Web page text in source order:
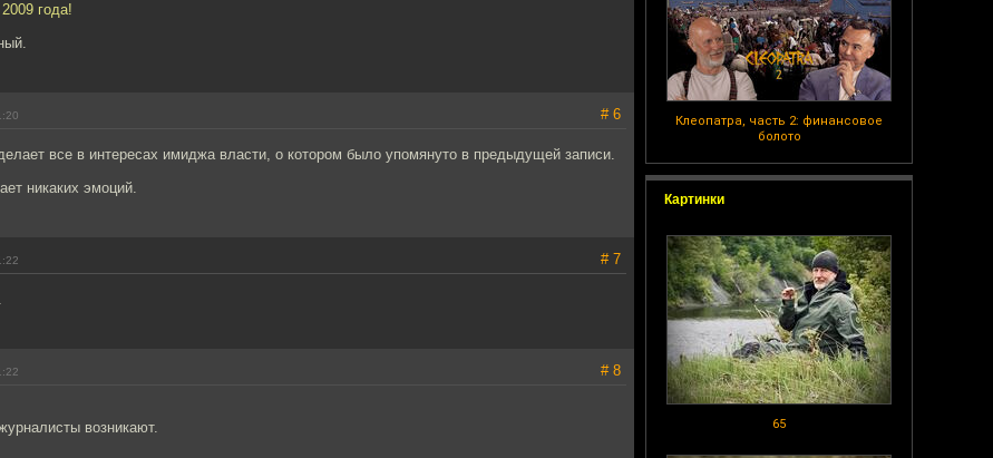
Клеопатра, часть 2: финансовое
болото
Картинки
65
года!
# 6
все в интересах имиджа власти, о котором было упомянуто в предыдущей записи.
никаких эмоций.
# 7
# 8
возникают.